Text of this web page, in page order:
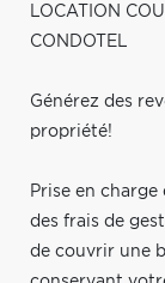
LOCATION
CONDOTEL
Générez des
propriété!
Prise en
des frais de
de couvrir une